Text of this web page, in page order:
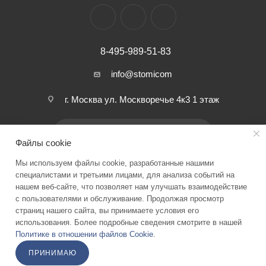
8-495-989-51-83
info@stomicom
г. Москва ул. Москворечье 4к3 1 этаж
2026 © Stomicom - интернет-магазин стоматологического
оборудования и запчастей
Файлы cookie
Мы используем файлы cookie, разработанные нашими
специалистами и третьими лицами, для анализа событий на
нашем веб-сайте, что позволяет нам улучшать взаимодействие
с пользователями и обслуживание. Продолжая просмотр
страниц нашего сайта, вы принимаете условия его
использования. Более подробные сведения смотрите в нашей
Политике в отношении файлов Cookie.
ПРИНИМАЮ